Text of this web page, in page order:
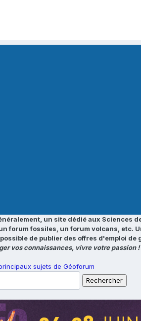
un site dédié aux Sciences
fossiles, un forum volcans, etc.
de publier des offres d'emploi
vos connaissances, vivre votre passion !
sujets de Géoforum